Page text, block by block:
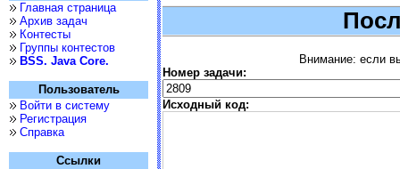
Главная страница
Архив задач
Контесты
Группы контестов
BSS. Java Core.
Пользователь
Войти в систему
Регистрация
Справка
Ссылки
Внимание: если
Номер задачи:
Исходный код: